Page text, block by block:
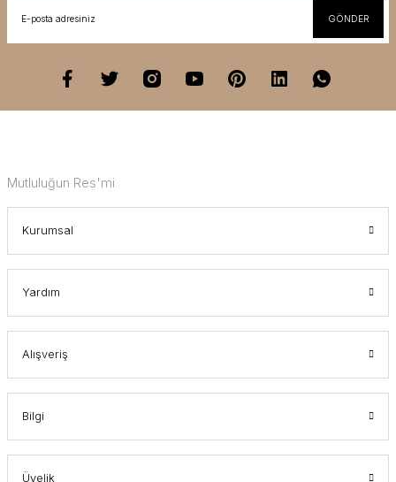
GÖNDER
Mutluluğun Res'mi
Kurumsal
Yardım
Alışveriş
Bilgi
Üyelik